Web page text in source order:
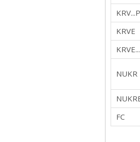
KRVE
NUKR
FC